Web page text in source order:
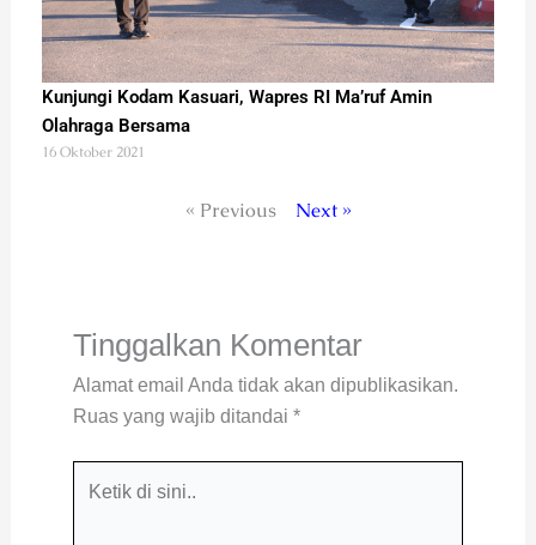
Kunjungi Kodam Kasuari, Wapres RI Ma’ruf Amin
Olahraga Bersama
16 Oktober 2021
« Previous Next »
Tinggalkan Komentar
Alamat email Anda tidak akan dipublikasikan.
Ruas yang wajib ditandai *